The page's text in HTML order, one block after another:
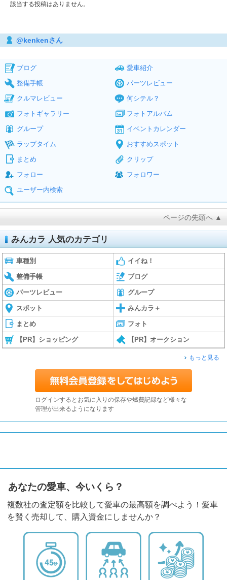
該当する投稿はありません。
@kenkenさん
ブログ
愛車紹介
整備手帳
パーツレビュー
クルマレビュー
何シテル？
フォトギャラリー
フォトアルバム
グループ
イベントカレンダー
ラップタイム
おすすめスポット
まとめ
クリップ
フォロー
フォロワー
ユーザー内検索
ページの先頭へ ▲
みんカラ 人気のカテゴリ
車種別 イイね！
整備手帳 ブログ
パーツレビュー グループ
スポット みんカラ＋
まとめ フォト
【PR】ショッピング 【PR】オークション
もっと見る
ログインするとお気に入りの保存や燃費記録など様々な
管理が出来るようになります
あなたの愛車、今いくら？
複数社の査定額を比較して愛車の最高額を調べよう！愛車
を賢く売却して、購入資金にしませんか？